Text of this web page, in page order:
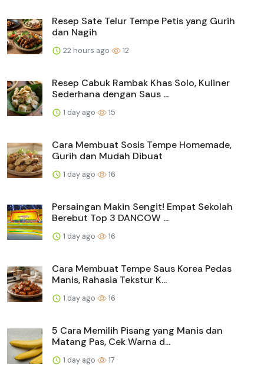
Resep Sate Telur Tempe Petis yang Gurih
dan Nagih
22 hours ago 12
Resep Cabuk Rambak Khas Solo, Kuliner
Sederhana dengan Saus ...
1 day ago 15
Cara Membuat Sosis Tempe Homemade,
Gurih dan Mudah Dibuat
1 day ago 16
Persaingan Makin Sengit! Empat Sekolah
Berebut Top 3 DANCOW ...
1 day ago 16
Cara Membuat Tempe Saus Korea Pedas
Manis, Rahasia Tekstur K...
1 day ago 16
5 Cara Memilih Pisang yang Manis dan
Matang Pas, Cek Warna d...
1 day ago 17